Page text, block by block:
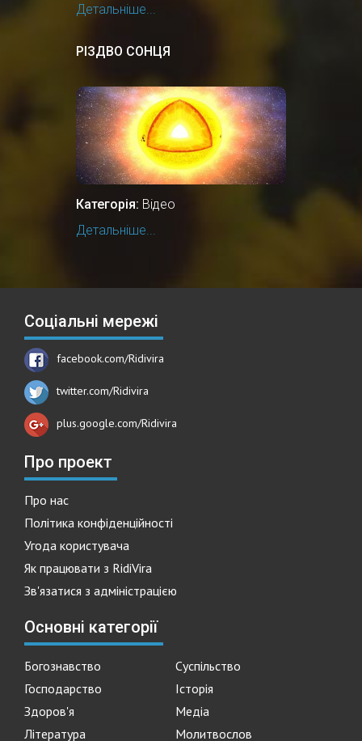
Детальніше...
РІЗДВО СОНЦЯ
Категорія: Відео
Детальніше...
Соціальні мережі
facebook.com/Ridivira
twitter.com/Ridivira
plus.google.com/Ridivira
Про проект
Про нас
Політика конфіденційності
Угода користувача
Як працювати з RidiVira
Зв'язатися з адміністрацією
Основні категорії
Богознавство
Суспільство
Господарство
Історія
Здоров'я
Медіа
Література
Молитвослов